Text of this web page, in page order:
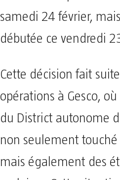
samedi 24 février,
débutée ce vendredi
Cette décision fait
opérations à Gesco,
du District autonome
non seulement
mais également des